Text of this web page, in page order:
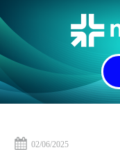
02/06/2025